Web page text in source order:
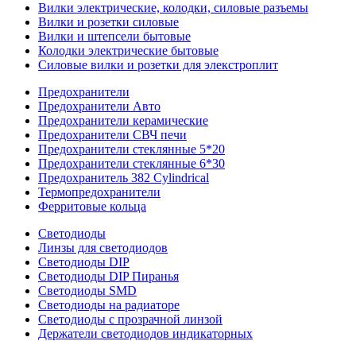
Вилки электрические, колодки, силовые разъемы
Вилки и розетки силовые
Вилки и штепсели бытовые
Колодки электрические бытовые
Силовые вилки и розетки для элекстроплит
Предохранители
Предохранители Авто
Предохранители керамические
Предохранители СВЧ печи
Предохранители стеклянные 5*20
Предохранители стеклянные 6*30
Предохранитель 382 Cylindrical
Термопредохранители
Ферритовые кольца
Светодиоды
Линзы для светодиодов
Светодиоды DIP
Светодиоды DIP Пиранья
Светодиоды SMD
Светодиоды на радиаторе
Светодиоды с прозрачной линзой
Держатели светодиодов индикаторных